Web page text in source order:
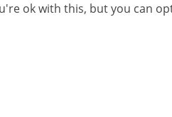
ok with this, but you can